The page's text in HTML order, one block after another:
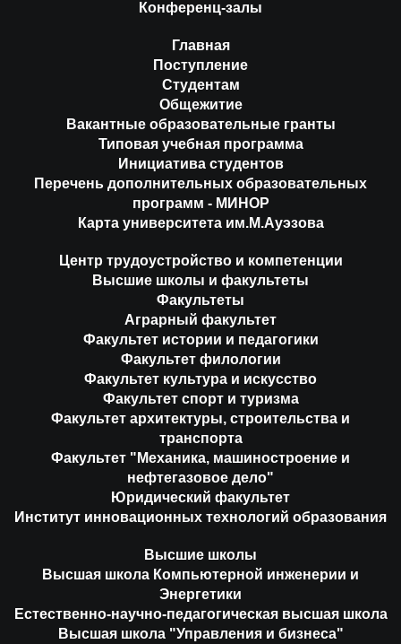
Конференц-залы
Главная
Поступление
Студентам
Общежитие
Вакантные образовательные гранты
Типовая учебная программа
Инициатива студентов
Перечень дополнительных образовательных
программ - МИНОР
Карта университета им.М.Ауэзова
Центр трудоустройство и компетенции
Высшие школы и факультеты
Факультеты
Аграрный факультет
Факультет истории и педагогики
Факультет филологии
Факультет культура и искусство
Факультет спорт и туризма
Факультет архитектуры, строительства и
транспорта
Факультет "Механика, машиностроение и
нефтегазовое дело"
Юридический факультет
Институт инновационных технологий образования
Высшие школы
Высшая школа Компьютерной инженерии и
Энергетики
Естественно-научно-педагогическая высшая школа
Высшая школа "Управления и бизнеса"